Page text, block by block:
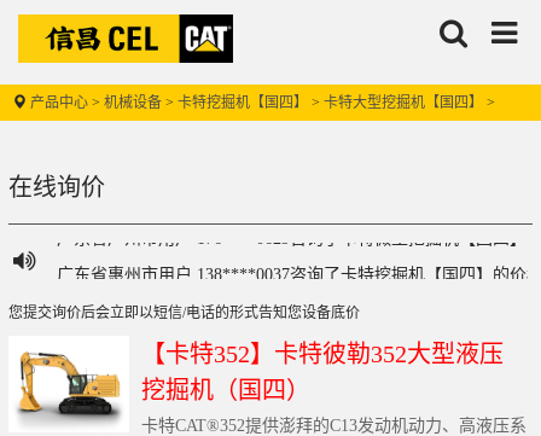
信
搜
信昌机器
产品中心 > 机械设备 > 卡特挖掘机【国四】 > 卡特大型挖掘机【国四】 >
在线询价广东省云浮市用户 135****9158咨询了卡特彼勒305.5的价格
广东省惠州市用户 138****0037咨询了卡特挖掘机【国四】的价
广东省深圳市用户 156****4564咨询了420F2的价格
广西壮族自治区贵港市用户 130****4512咨询了【卡特307】卡
广东省广州市用户 135****8630咨询了轮式装载机的价格
四川省成都市用户 173****0019咨询了卡特中型挖掘机【国四】
江西省九江市用户 188****1650咨询了卡特330GC的价格
广东省佛山市用户 183****3726咨询了卡特彼勒320的价格
广西壮族自治区贵港市用户 157****1603咨询了卡特轮式挖掘机
您提交询价后会立即以短信/电话的形式告知您设备底价
【卡特352】卡特彼勒352大型液压
挖掘机（国四）
卡特CAT®352提供澎拜的C13发动机动力、高液压系